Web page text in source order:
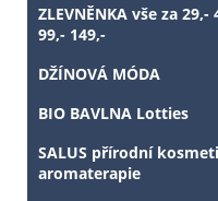
ZLEVNĚNKA vše za 29,-
99,- 149,-
DŽÍNOVÁ MÓDA
BIO BAVLNA Lotties
SALUS přírodní
aromaterapie